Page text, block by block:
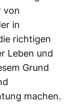
von
in
richtigen
Leben und
Grund
machen.